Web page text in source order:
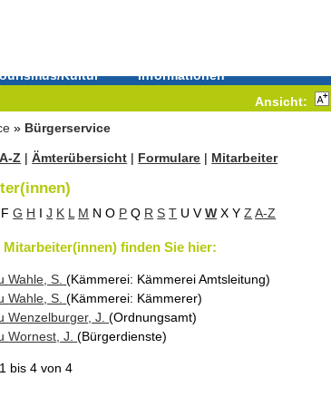
Kultur
Informationen
Ansicht:
» Bürgerservice
Z |Ämterübersicht | Formulare | Mitarbeiter
F G H I J K L M N O P Q R S T U V W X Y Z A-Z
Mitarbeiter(innen) finden Sie hier:
Wahle , S. (Kämmerei: Kämmerei Amtsleitung)
Wahle , S. (Kämmerei: Kämmerer)
Wenzelburger, J. (Ordnungsamt)
Wornest , J. (Bürgerdienste)
1 bis 4 von4